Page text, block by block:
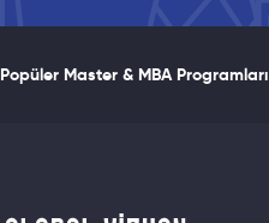
Popüler Master & MBA Programları